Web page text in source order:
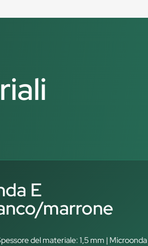
E
marrone
del materiale: 1,5 mm | Microonda